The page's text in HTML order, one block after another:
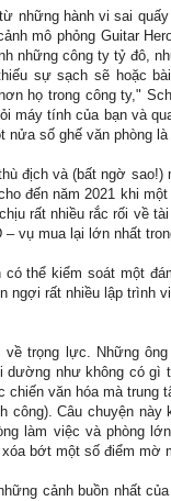
những hành vi sai
mô phỏng Guitar
những công ty tỷ đô,
sự sạch sẽ hoặc
họ trong công ty,"
máy tính của bạn và
nửa số ghế văn phòng
địch và (bất ngờ
đến năm 2021 khi
rất nhiều rắc rối về
vụ mua lại lớn nhất
thể kiểm soát một
ngợi rất nhiều lập
trọng lực. Những
như không có gì
văn hóa mà
Câu chuyện
làm việc và phòng
bớt một số điểm mờ
cảnh buồn nhất